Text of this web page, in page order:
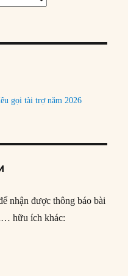
gọi tài trợ năm 2026
nhận được thông báo bài
hữu ích khác: